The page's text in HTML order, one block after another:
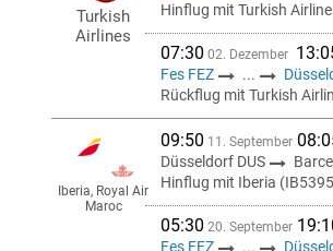
Hinflug mit Turkish
07:30 02. Dezember
Fes FEZ ...
Rückflug mit Turkish
Turkish
Airlines
09:50 11. September
Düsseldorf DUS
Hinflug mit Iberia
05:30 20. September
Fes FEZ ...
Iberia, Royal Air
Maroc